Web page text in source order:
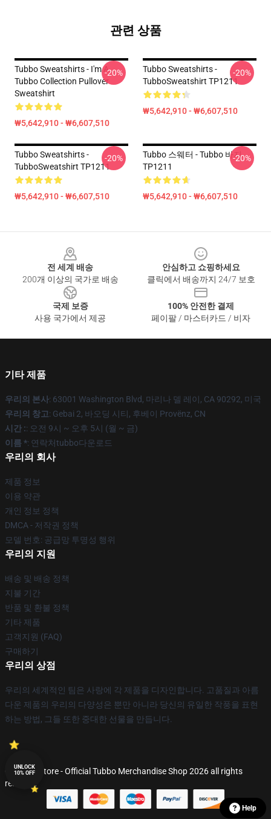
관련 상품
Tubbo Sweatshirts - I'm A
Tubbo Collection Pullover
Sweatshirt
₩5,642,910 - ₩6,607,510
-20%
Tubbo Sweatshirts -
TubboSweatshirt TP1211
₩5,642,910 - ₩6,607,510
-20%
Tubbo Sweatshirts -
TubboSweatshirt TP1211
₩5,642,910 - ₩6,607,510
-20%
Tubbo 스웨터 - Tubbo 바지
TP1211
₩5,642,910 - ₩6,607,510
-20%
전 세계 배송
200개 이상의 국가로 배송
안심하고 쇼핑하세요
클릭에서 배송까지 24/7 보호
국제 보증
사용 국가에서 제공
100% 안전한 결제
페이팔 / 마스터카드 / 비자
기타 제품
우리의 본사: 63001 Washington Blvd, 마리나 델 레이, CA 90292, 미국
우리의 창고: Gebai 2, 바오딩 시티, 후베이 Provënz, CN
시간 :: 오전 9시 ~ 오후 5시 (월 ~ 금)
이름 *: 연락처tubbo다운로드
우리의 회사
제품 정보
이용 약관
개인 정보 정책
DMCA - 저작권 정책
모델 번호: 공급망 투명성 행위
우리의 지원
배송 및 배송 정책
지불 기간
반품 및 환불 정책
기타 제품
고객지원 (FAQ)
구매하기
우리의 상점
우리의 세계적인 팀은 사랑에 각 제품을 디자인합니다. 고품질과 아름
다운 제품의 우리의 다양성은 뿐만 아니라 당신의 유일한 작풍을 표현
하는 방법, 그들 또한 중대한 선물을 만듭니다.
© Tubbo Store - Official Tubbo Merchandise Shop 2026 all rights
reserved
Help
UNLOCK
10% OFF